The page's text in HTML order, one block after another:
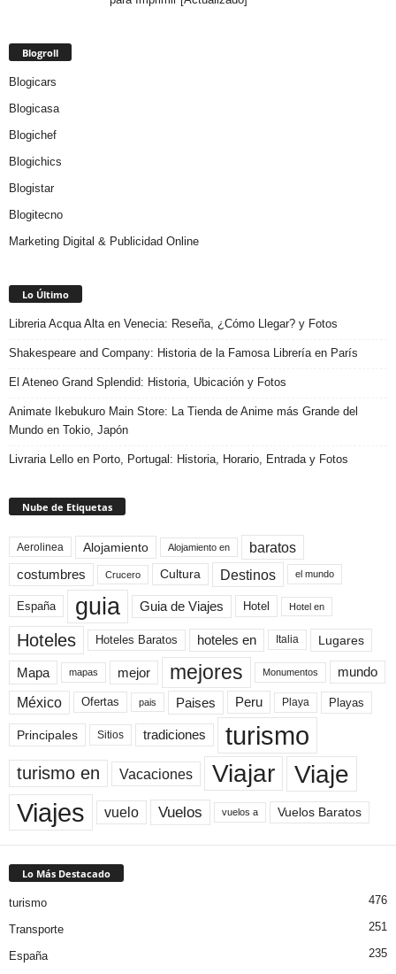
Blogroll
Blogicars
Blogicasa
Blogichef
Blogichics
Blogistar
Blogitecno
Marketing Digital & Publicidad Online
Lo Último
Libreria Acqua Alta en Venecia: Reseña, ¿Cómo Llegar? y Fotos
Shakespeare and Company: Historia de la Famosa Librería en París
El Ateneo Grand Splendid: Historia, Ubicación y Fotos
Animate Ikebukuro Main Store: La Tienda de Anime más Grande del
Mundo en Tokio, Japón
Livraria Lello en Porto, Portugal: Historia, Horario, Entrada y Fotos
Nube de Etiquetas
Aerolinea Alojamiento Alojamiento en baratos
costumbres Crucero Cultura Destinos el mundo
España guia Guia de Viajes Hotel Hotel en
Hoteles Hoteles Baratos hoteles en Italia Lugares
Mapa mapas mejor mejores Monumentos mundo
México Ofertas pais Paises Peru Playa Playas
Principales Sitios tradiciones turismo
turismo en Vacaciones Viajar Viaje
Viajes vuelo Vuelos vuelos a Vuelos Baratos
Lo Más Destacado
turismo 476
Transporte 251
España
235